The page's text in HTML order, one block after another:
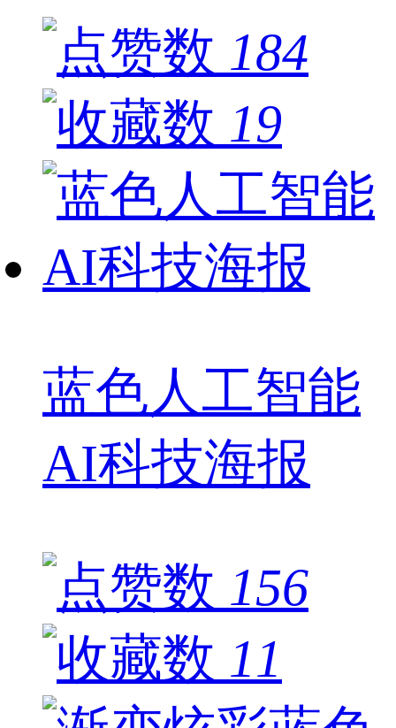
184
19
蓝色人工智能
AI科技海报
156
11